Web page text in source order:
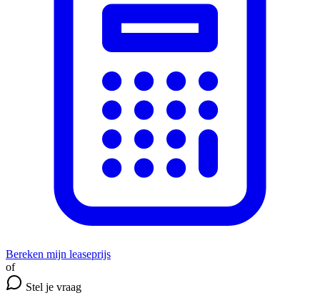
Bereken mijn leaseprijs
of
Stel je vraag